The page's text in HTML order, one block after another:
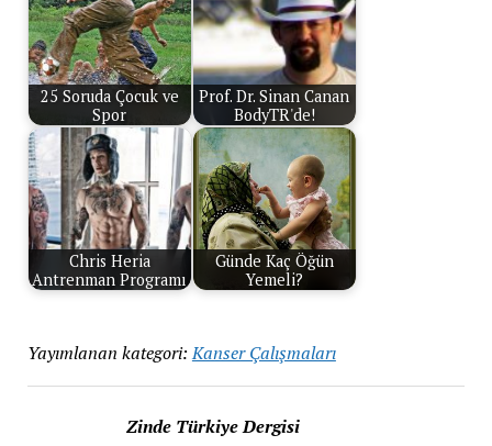
25 Soruda Çocuk ve
Spor
Prof. Dr. Sinan Canan
BodyTR'de!
Chris Heria
Antrenman Programı
Günde Kaç Öğün
Yemeli?
Yayımlanan kategori: Kanser Çalışmaları
Zinde Türkiye Dergisi